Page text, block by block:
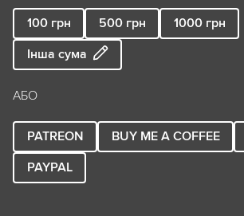
100 грн 500 грн 1000 грн
Інша сума
АБО
PATREON BUY ME A COFFEE
PAYPAL